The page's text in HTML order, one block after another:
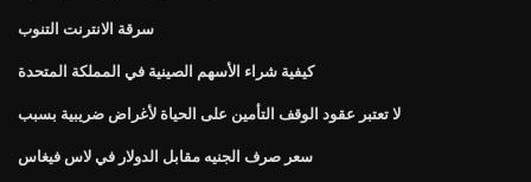
سرقة الانترنت التنوب
كيفية شراء الأسهم الصينية في المملكة المتحدة
لا تعتبر عقود الوقف التأمين على الحياة لأغراض ضريبية بسبب
سعر صرف الجنيه مقابل الدولار في لاس فيغاس